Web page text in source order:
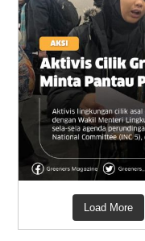
Load More